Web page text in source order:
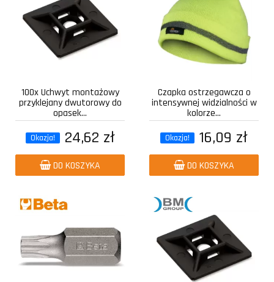
100x Uchwyt montażowy
przyklejany dwutorowy do
opasek...
Okazja! 24,62 zł
DO KOSZYKA
Czapka ostrzegawcza o
intensywnej widzialności w
kolorze...
Okazja! 16,09 zł
DO KOSZYKA